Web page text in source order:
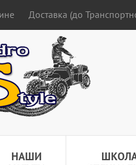
Доставка (до
НАШИ